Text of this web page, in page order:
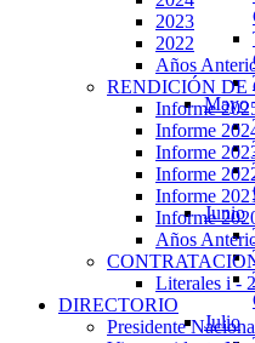
Mayo
Junio
Julio
2023
2022
Años
RENDICIÓN DE
Informe
Informe
Informe
Informe
Informe
Informe
Años
Literales i -
DIRECTORIO
Presidente